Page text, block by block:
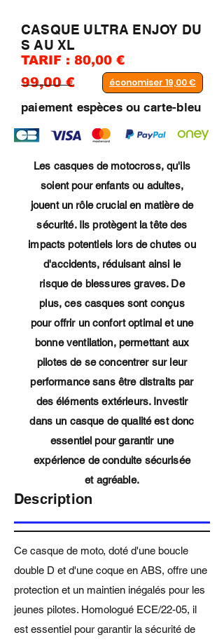
CASQUE ULTRA ENJOY DU
S AU XL
TARIF : 80,00 €
99,00 € économiser 19,00 €
paiement espèces ou carte-bleu
Les casques de motocross, qu'ils
soient pour enfants ou adultes,
jouent un rôle crucial en matière de
sécurité. Ils protègent la tête des
impacts potentiels lors de chutes ou
d'accidents, réduisant ainsi le
risque de blessures graves. De
plus, ces casques sont conçus
pour offrir un confort optimal et une
bonne ventilation, permettant aux
pilotes de se concentrer sur leur
performance sans être distraits par
des éléments extérieurs. Investir
dans un casque de qualité est donc
essentiel pour garantir une
expérience de conduite sécurisée
et agréable.
Description
Ce casque de moto, doté d'une boucle
double D et d'une coque en ABS, offre une
protection et un maintien inégalés pour les
jeunes pilotes. Homologué ECE/22-05, il
est essentiel pour garantir la sécurité de